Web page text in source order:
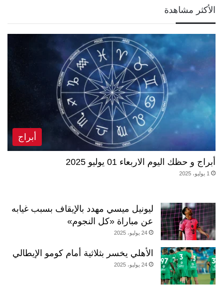
الأكثر مشاهدة
أبراج
أبراج و حظك اليوم الاربعاء 01 يوليو 2025
1 يوليو، 2025
ليونيل ميسي مهدد بالإيقاف بسبب غيابه
عن مباراة «كل النجوم»
24 يوليو، 2025
الأهلي يخسر بثلاثية أمام كومو الإيطالي
24 يوليو، 2025